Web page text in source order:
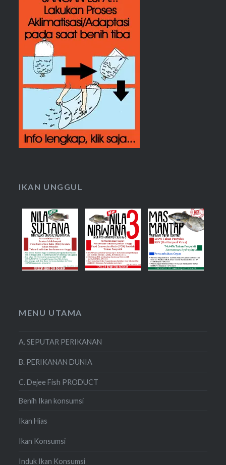
IKAN UNGGUL
MENU UTAMA
A. SEPUTAR PERIKANAN
B. PERIKANAN DUNIA
C. Dejee Fish PRODUCT
Benih Ikan konsumsi
Ikan Hias
Ikan Konsumsi
Induk Ikan Konsumsi